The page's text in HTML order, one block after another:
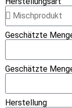
Geschätzte
Geschätzte
Herstellung